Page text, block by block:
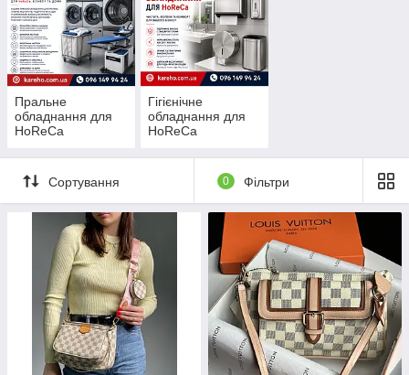
Пральне
обладнання для
HoReCa
Гігієнічне
обладнання для
HoReCa
Сортування 0 Фільтри